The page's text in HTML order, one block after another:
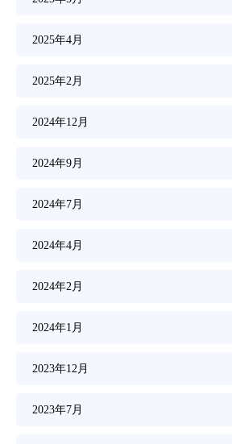
2025年4月
2025年2月
2024年12月
2024年9月
2024年7月
2024年4月
2024年2月
2024年1月
2023年12月
2023年7月